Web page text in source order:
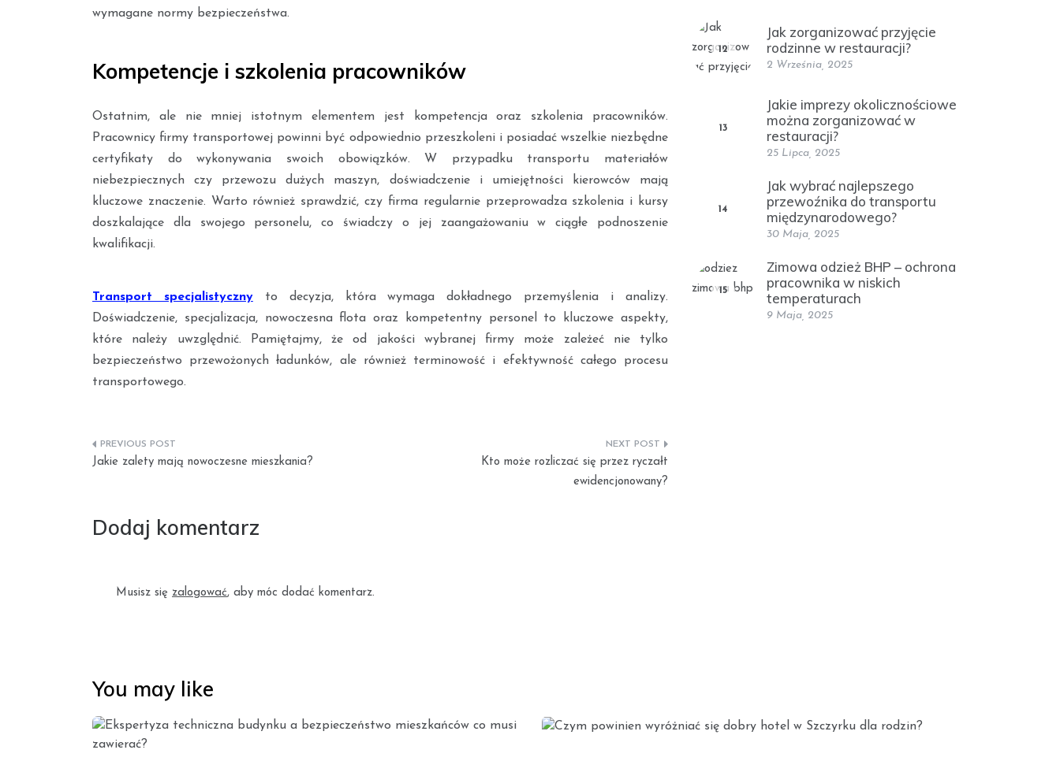
wymagane normy bezpieczeństwa.
Kompetencje i szkolenia pracowników
Ostatnim, ale nie mniej istotnym elementem jest kompetencja oraz szkolenia pracowników.
Pracownicy firmy transportowej powinni być odpowiednio przeszkoleni i posiadać wszelkie niezbędne
certyfikaty do wykonywania swoich obowiązków. W przypadku transportu materiałów
niebezpiecznych czy przewozu dużych maszyn, doświadczenie i umiejętności kierowców mają
kluczowe znaczenie. Warto również sprawdzić, czy firma regularnie przeprowadza szkolenia i kursy
doszkalające dla swojego personelu, co świadczy o jej zaangażowaniu w ciągłe podnoszenie
kwalifikacji.
Transport specjalistycznyto decyzja, która wymaga dokładnego przemyślenia i analizy.
Doświadczenie, specjalizacja, nowoczesna flota oraz kompetentny personel to kluczowe aspekty,
które należy uwzględnić. Pamiętajmy, że od jakości wybranej firmy może zależeć nie tylko
bezpieczeństwo przewożonych ładunków, ale również terminowość i efektywność całego procesu
transportowego.
Nawigacja
Jakie zalety mają nowoczesne mieszkania?
Kto może rozliczać się przez ryczałt
ewidencjonowany?
Dodaj komentarz
Musisz się zalogować, aby móc dodać komentarz.
12
Jak zorganizować przyjęcie
rodzinne w restauracji?
2 Września, 2025
13
Jakie imprezy okolicznościowe
można zorganizować w
restauracji?
25 Lipca, 2025
14
Jak wybrać najlepszego
przewoźnika do transportu
międzynarodowego?
30 Maja, 2025
15
Zimowa odzież BHP – ochrona
pracownika w niskich
temperaturach
9 Maja, 2025
You may like